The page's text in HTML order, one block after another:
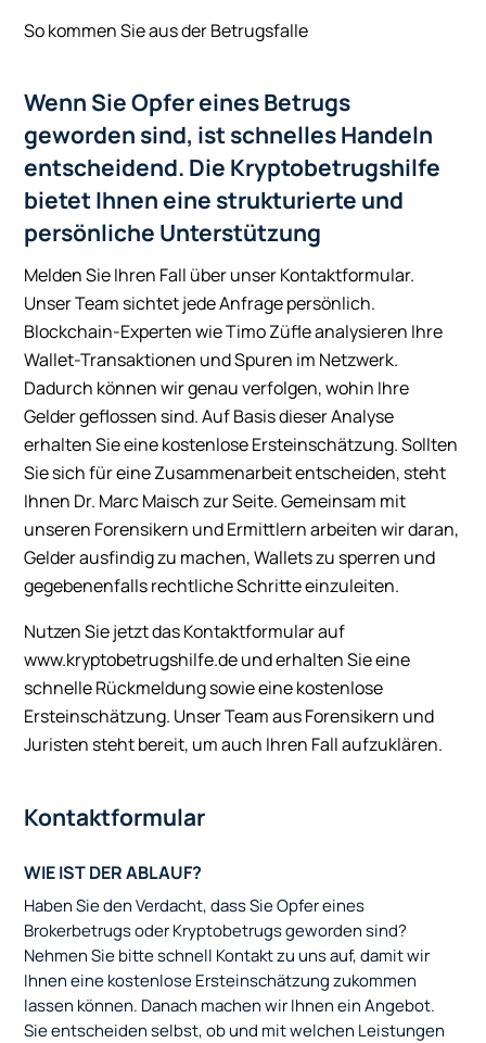
So kommen Sie aus der Betrugsfalle
Wenn Sie Opfer eines Betrugs
geworden sind, ist schnelles Handeln
entscheidend. Die Kryptobetrugshilfe
bietet Ihnen eine strukturierte und
persönliche Unterstützung
Melden Sie Ihren Fall über unser Kontaktformular.
Unser Team sichtet jede Anfrage persönlich.
Blockchain-Experten wie Timo Züfle analysieren Ihre
Wallet-Transaktionen und Spuren im Netzwerk.
Dadurch können wir genau verfolgen, wohin Ihre
Gelder geflossen sind. Auf Basis dieser Analyse
erhalten Sie eine kostenlose Ersteinschätzung. Sollten
Sie sich für eine Zusammenarbeit entscheiden, steht
Ihnen Dr. Marc Maisch zur Seite. Gemeinsam mit
unseren Forensikern und Ermittlern arbeiten wir daran,
Gelder ausfindig zu machen, Wallets zu sperren und
gegebenenfalls rechtliche Schritte einzuleiten.
Nutzen Sie jetzt das Kontaktformular auf
www.kryptobetrugshilfe.de und erhalten Sie eine
schnelle Rückmeldung sowie eine kostenlose
Ersteinschätzung. Unser Team aus Forensikern und
Juristen steht bereit, um auch Ihren Fall aufzuklären.
Kontaktformular
WIE IST DER ABLAUF?
Haben Sie den Verdacht, dass Sie Opfer eines
Brokerbetrugs oder Kryptobetrugs geworden sind?
Nehmen Sie bitte schnell Kontakt zu uns auf, damit wir
Ihnen eine kostenlose Ersteinschätzung zukommen
lassen können. Danach machen wir Ihnen ein Angebot.
Sie entscheiden selbst, ob und mit welchen Leistungen